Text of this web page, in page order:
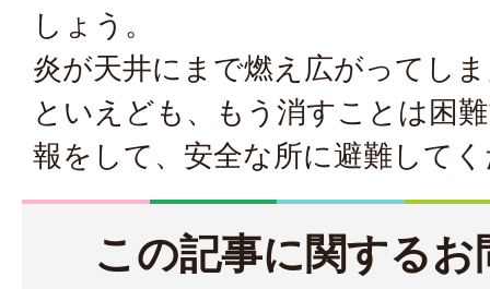
しょう。
炎が天井にまで燃え広がってし
といえども、もう消すことは困
報をして、安全な所に避難して
この記事に関する